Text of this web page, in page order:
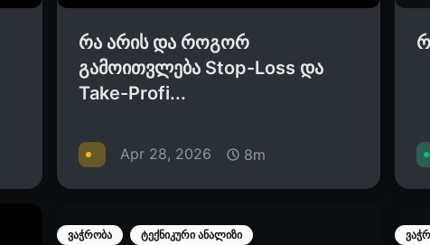
რა არის და როგორ
გამოითვლება Stop-Loss და
Take-Profi...
Apr 28, 2026 8m
ვაჭრობა ტექნიკური ანალიზი